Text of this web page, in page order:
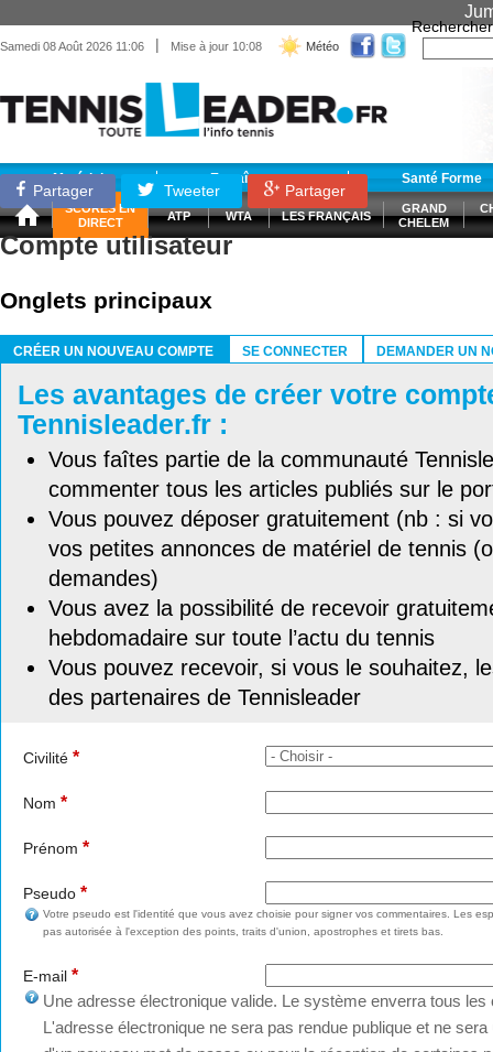
Samedi 08 Août 2026 11:06 | Mise à jour 10:08 Météo
Rechercher
Matériel Entraînement Santé Forme
SCORES EN
DIRECT
ATP WTA LES FRANÇAIS
GRAND
CHELEM
Partager Tweeter Partager
Compte utilisateur
Onglets principaux
CRÉER UN NOUVEAU COMPTE
SE CONNECTER DEMANDER UN
Les avantages de créer votre
Tennisleader.fr :
Vous faîtes partie de la communauté
commenter tous les articles publiés sur le
Vous pouvez déposer gratuitement (nb : si
vos petites annonces de matériel de tennis
demandes)
Vous avez la possibilité de recevoir
hebdomadaire sur toute l’actu du tennis
Vous pouvez recevoir, si vous le souhaitez,
des partenaires de Tennisleader
Civilité *
Nom *
Prénom *
Pseudo *
Votre pseudo est l'identité que vous avez choisie pour signer vos commentaires. Les
pas autorisée à l'exception des points, traits d'union, apostrophes et tirets bas.
E-mail *
Une adresse électronique valide. Le système enverra tous
L'adresse électronique ne sera pas rendue publique et ne